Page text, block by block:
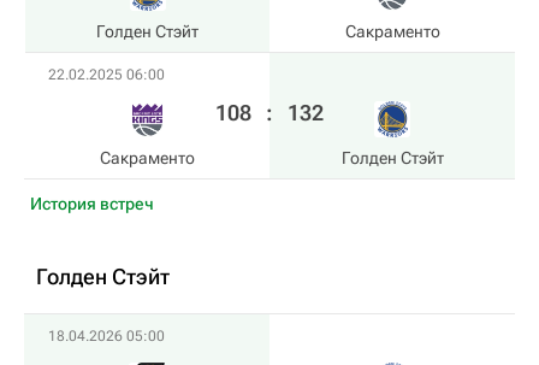
Голден Стэйт Сакраменто
22.02.2025 06:00
Сакраменто
108 : 132
Голден Стэйт
История встреч
Голден Стэйт
18.04.2026 05:00